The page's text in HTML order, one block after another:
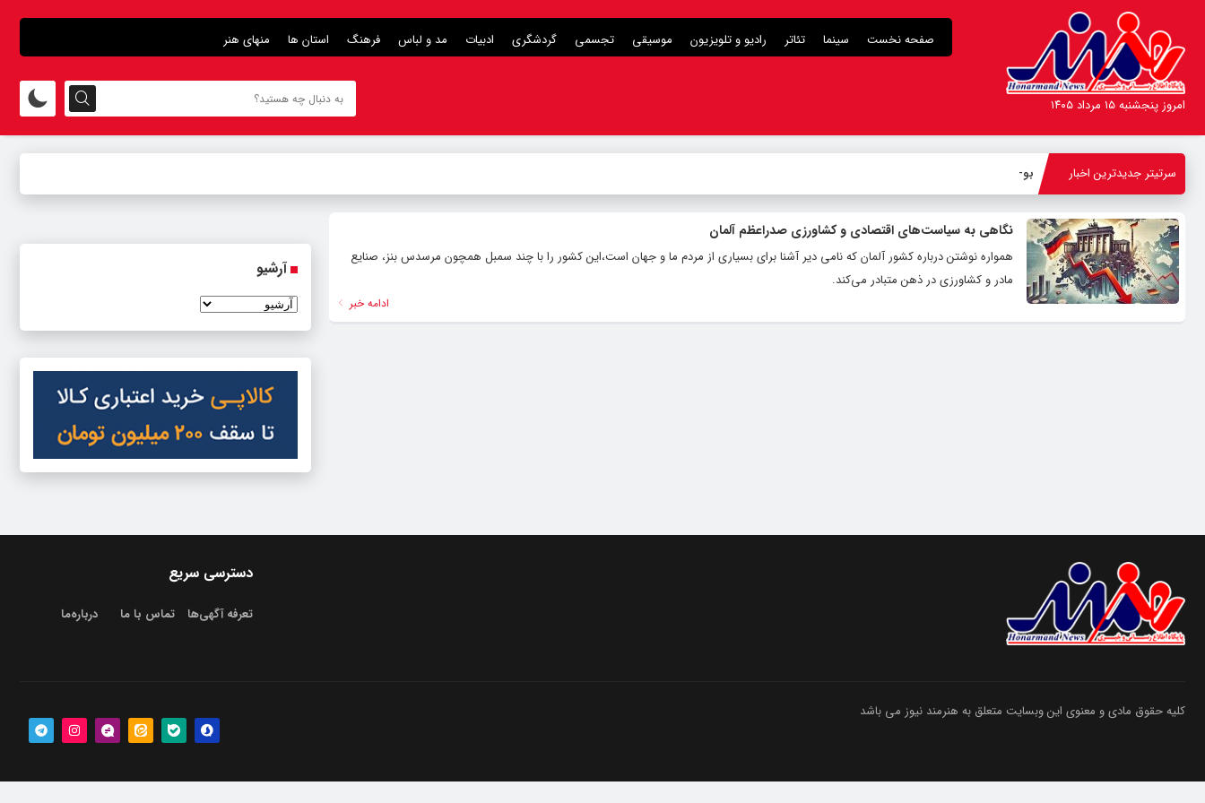
صفحه نخست سینما تئاتر رادیو و تلویزیون موسیقی تجسمی گردشگری ادبیات مد و لباس فرهنگ استان ها منهای هنر
امروز پنجشنبه ۱۵ مرداد ۱۴۰۵
سرتیتر جدیدترین اخبار بوطیق
نگاهی به سیاست‌های اقتصادی و کشاورزی صدراعظم آلمان
همواره نوشتن درباره کشور آلمان که نامی دیر آشنا برای بسیاری از مردم ما و جهان است،این کشور را با چند سمبل همچون مرسدس بنز، صنایع
مادر و کشاورزی در ذهن متبادر می‌کند.
ادامه خبر
آرشیو
دسترسی سریع
تعرفه آگهی‌ها تماس با ما درباره‌‌ما
کلیه حقوق مادی و معنوی این وبسایت متعلق به هنرمند نیوز می باشد